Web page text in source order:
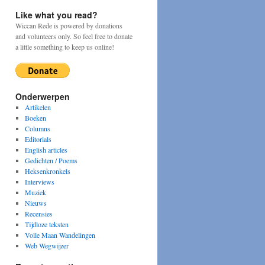
Like what you read?
Wiccan Rede is powered by donations
and volunteers only. So feel free to donate
a little something to keep us online!
Onderwerpen
Artikelen
Boeken
Columns
Editorials
English articles
Gedichten / Poems
Heksenkronkels
Interviews
Muziek
Nieuws
Recensies
Tijdloze teksten
Volle Maan Wandelingen
Web Wegwijzer